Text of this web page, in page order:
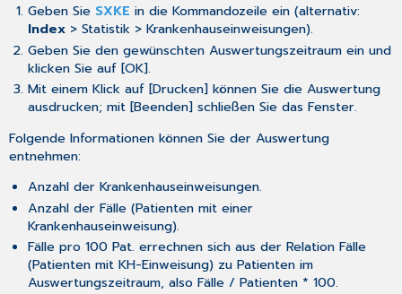
Geben Sie SXKE in die Kommandozeile ein (alternativ:
Index> Statistik > Krankenhauseinweisungen).
Geben Sie den gewünschten Auswertungszeitraum ein und
klicken Sie auf [OK].
Mit einem Klick auf [Drucken] können Sie die Auswertung
ausdrucken; mit [Beenden] schließen Sie das Fenster.
Folgende Informationen können Sie der Auswertung
entnehmen:
Anzahl der Krankenhauseinweisungen.
Anzahl der Fälle (Patienten mit einer
Krankenhauseinweisung).
Fälle pro 100 Pat. errechnen sich aus der Relation Fälle
(Patienten mit KH-Einweisung) zu Patienten im
Auswertungszeitraum, also Fälle / Patienten * 100.